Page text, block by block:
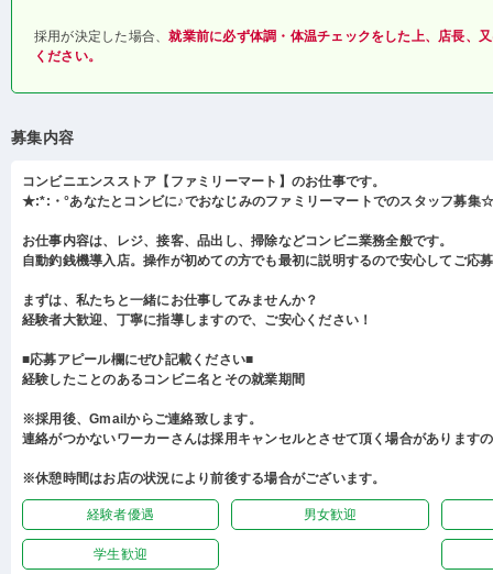
採用が決定した場合、就業前に必ず体調・体温チェックをした上、店長、
ください。
募集内容
コンビニエンスストア【ファミリーマート】のお仕事です。
★:*:・°あなたとコンビに♪でおなじみのファミリーマートでのスタッフ募集
お仕事内容は、レジ、接客、品出し、掃除などコンビニ業務全般です。
自動釣銭機導入店。操作が初めての方でも最初に説明するので安心してご応
まずは、私たちと一緒にお仕事してみませんか？
経験者大歓迎、丁寧に指導しますので、ご安心ください！
■応募アピール欄にぜひ記載ください■
経験したことのあるコンビニ名とその就業期間
※採用後、Gmailからご連絡致します。
連絡がつかないワーカーさんは採用キャンセルとさせて頂く場合があります
※休憩時間はお店の状況により前後する場合がございます。
経験者優遇 男女歓迎
学生歓迎